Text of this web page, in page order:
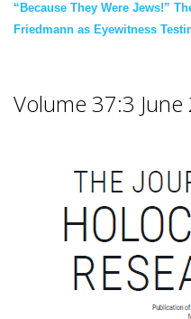
“Because They Were Jews!”
Friedmann as Eyewitness
Volume 37:3 June